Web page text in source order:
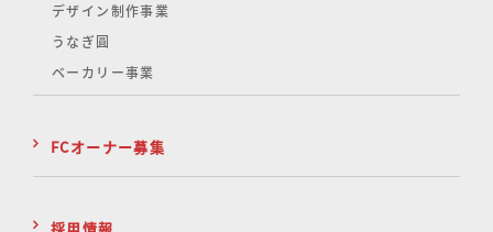
デザイン制作事業
うなぎ圓
ベーカリー事業
FCオーナー募集